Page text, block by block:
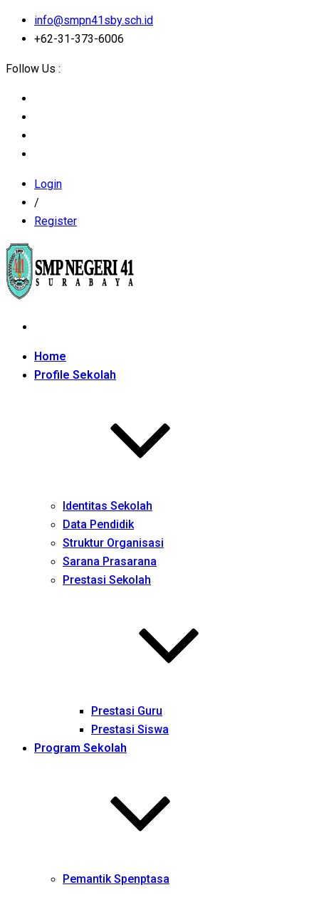
info@smpn41sby.sch.id
+62-31-373-6006
Follow Us :
Login
/
Register
Home
Profile Sekolah
Identitas Sekolah
Data Pendidik
Struktur Organisasi
Sarana Prasarana
Prestasi Sekolah
Prestasi Guru
Prestasi Siswa
Program Sekolah
Pemantik Spenptasa